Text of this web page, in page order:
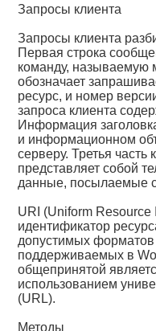
Запросы клиента
Запросы клиента
Первая строка
команду, называемую
обозначает
ресурс, и номер
запроса клиента
Информация
и информационном
серверу. Третья часть
представляет собой
данные, посылаемые
URI (Uniform
идентификатор
допустимых
поддерживаемых в
общепринятой
использованием
(URL).
Методы